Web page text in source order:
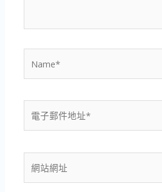
子
件
地
址
站